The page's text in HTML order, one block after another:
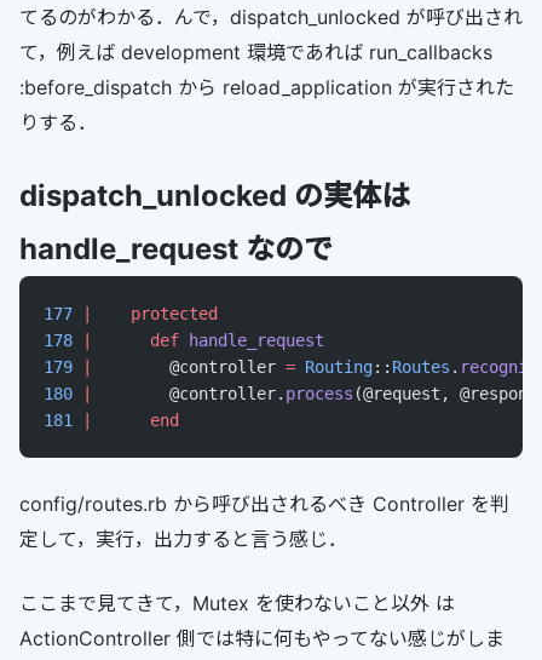
てるのがわかる．んで，dispatch_unlocked が呼び出され
て，例えば development 環境であれば run_callbacks
:before_dispatch から reload_application が実行された
りする．
dispatch_unlocked の実体は
handle_request なので
177
    protected
178
      def
handle_request
179
        @controller
= Routing:: Routes .
180
        @controller.
process (@request,
181
      end
config/routes.rb から呼び出されるべき Controller を判
定して，実行，出力すると言う感じ．
ここまで見てきて，Mutex を使わないこと以外 は
ActionController 側では特に何もやってない感じがしま